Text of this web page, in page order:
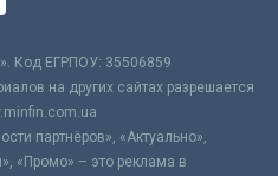
Код ЕГРПОУ: 35506859
на других сайтах разрешается
партнёров», «Актуально»,
«Промо» – это реклама в